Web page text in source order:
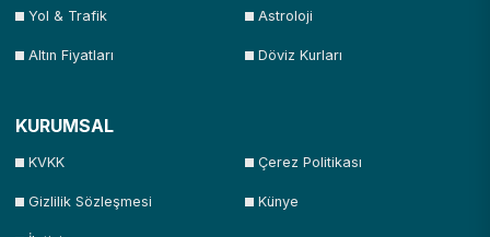
Yol & Trafik Astroloji
Altın Fiyatları Döviz Kurları
KURUMSAL
KVKK Çerez Politikası
Gizlilik Sözleşmesi Künye